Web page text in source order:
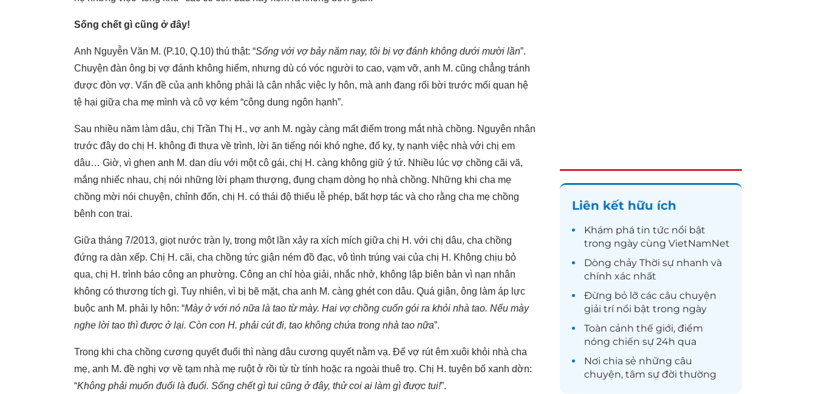
Sống chết gì cũng ở đây!
Anh Nguyễn Văn M. (P.10, Q.10) thú thật: “Sống với vợ bảy năm nay, tôi bị vợ đánh không dưới mười lần”.
Chuyện đàn ông bị vợ đánh không hiếm, nhưng dù có vóc người to cao, vạm vỡ, anh M. cũng chẳng tránh
được đòn vợ. Vấn đề của anh không phải là cân nhắc việc ly hôn, mà anh đang rối bời trước mối quan hệ
tệ hại giữa cha mẹ mình và cô vợ kém “công dung ngôn hạnh”.
Sau nhiều năm làm dâu, chị Trần Thị H., vợ anh M. ngày càng mất điểm trong mắt nhà chồng. Nguyên nhân
trước đây do chị H. không đi thưa về trình, lời ăn tiếng nói khó nghe, đố kỵ, tỵ nạnh việc nhà với chị em
dâu… Giờ, vì ghen anh M. dan díu với một cô gái, chị H. càng không giữ ý tứ. Nhiều lúc vợ chồng cãi vã,
mắng nhiếc nhau, chị nói những lời phạm thượng, đụng chạm dòng họ nhà chồng. Những khi cha mẹ
chồng mời nói chuyện, chỉnh đốn, chị H. có thái độ thiếu lễ phép, bất hợp tác và cho rằng cha mẹ chồng
bênh con trai.
Giữa tháng 7/2013, giọt nước tràn ly, trong một lần xảy ra xích mích giữa chị H. với chị dâu, cha chồng
đứng ra dàn xếp. Chị H. cãi, cha chồng tức giận ném đồ đạc, vô tình trúng vai của chị H. Không chịu bỏ
qua, chị H. trình báo công an phường. Công an chỉ hòa giải, nhắc nhở, không lập biên bản vì nạn nhân
không có thương tích gì. Tuy nhiên, vì bị bẽ mặt, cha anh M. càng ghét con dâu. Quá giận, ông làm áp lực
buộc anh M. phải ly hôn: “Mày ở với nó nữa là tao từ mày. Hai vợ chồng cuốn gói ra khỏi nhà tao. Nếu mày
nghe lời tao thì được ở lại. Còn con H. phải cút đi, tao không chứa trong nhà tao nữa”.
Trong khi cha chồng cương quyết đuổi thì nàng dâu cương quyết nằm vạ. Để vợ rút êm xuôi khỏi nhà cha
mẹ, anh M. đề nghị vợ về tạm nhà mẹ ruột ở rồi từ từ tính hoặc ra ngoài thuê trọ. Chị H. tuyên bố xanh dờn:
“Không phải muốn đuổi là đuổi. Sống chết gì tui cũng ở đây, thử coi ai làm gì được tui!”.
Liên kết hữu ích
Khám phá tin tức nổi bật
trong ngày cùng VietNamNet
Dòng chảy Thời sự nhanh và
chính xác nhất
Đừng bỏ lỡ các câu chuyện
giải trínổi bật trong ngày
Toàn cảnh thế giới, điểm
nóng chiến sự 24h qua
Nơi chia sẻ những câu
chuyện, tâm sự đời thường